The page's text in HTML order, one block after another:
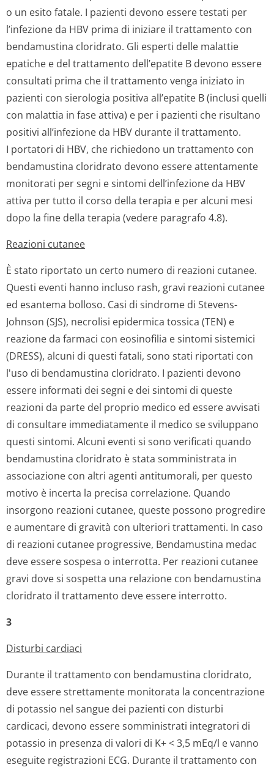
o un esito fatale. I pazienti devono essere testati per
l’infezione da HBV prima di iniziare il trattamento con
bendamustina cloridrato. Gli esperti delle malattie
epatiche e del trattamento dell’epatite B devono essere
consultati prima che il trattamento venga iniziato in
pazienti con sierologia positiva all’epatite B (inclusi quelli
con malattia in fase attiva) e per i pazienti che risultano
positivi all’infezione da HBV durante il trattamento.
I portatori di HBV, che richiedono un trattamento con
bendamustina cloridrato devono essere attentamente
monitorati per segni e sintomi dell’infezione da HBV
attiva per tutto il corso della terapia e per alcuni mesi
dopo la fine della terapia (vedere paragrafo 4.8).
Reazioni cutanee
È stato riportato un certo numero di reazioni cutanee.
Questi eventi hanno incluso rash, gravi reazioni cutanee
ed esantema bolloso. Casi di sindrome di Stevens-
Johnson (SJS), necrolisi epidermica tossica (TEN) e
reazione da farmaci con eosinofilia e sintomi sistemici
(DRESS), alcuni di questi fatali, sono stati riportati con
l'uso di bendamustina cloridrato. I pazienti devono
essere informati dei segni e dei sintomi di queste
reazioni da parte del proprio medico ed essere avvisati
di consultare immediatamente il medico se sviluppano
questi sintomi. Alcuni eventi si sono verificati quando
bendamustina cloridrato è stata somministrata in
associazione con altri agenti antitumorali, per questo
motivo è incerta la precisa correlazione. Quando
insorgono reazioni cutanee, queste possono progredire
e aumentare di gravità con ulteriori trattamenti. In caso
di reazioni cutanee progressive, Bendamustina medac
deve essere sospesa o interrotta. Per reazioni cutanee
gravi dove si sospetta una relazione con bendamustina
cloridrato il trattamento deve essere interrotto.
3
Disturbi cardiaci
Durante il trattamento con bendamustina cloridrato,
deve essere strettamente monitorata la concentrazione
di potassio nel sangue dei pazienti con disturbi
cardicaci, devono essere somministrati integratori di
potassio in presenza di valori di K+ < 3,5 mEq/l e vanno
eseguite registrazioni ECG. Durante il trattamento con